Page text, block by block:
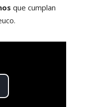
que cumplan